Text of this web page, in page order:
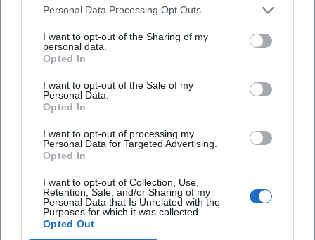
Personal Data Processing Opt Outs
I want to opt-out of the Sharing of my
personal data.
Opted In
I want to opt-out of the Sale of my
Personal Data.
Opted In
I want to opt-out of processing my
Personal Data for Targeted Advertising.
Opted In
I want to opt-out of Collection, Use,
Retention, Sale, and/or Sharing of my
Personal Data that Is Unrelated with the
Purposes for which it was collected.
Opted Out
Verantwortung für Wahrhaftigkeit und Formbewusstsein
Auszeichnungen, Resonanz und Rezeption
Für sein umfassendes Kulturengagement und seine
unter anderem mit dem Tassilo-Preis der Süddeutschen
Zeitung (2010) und dem Verdienstkreuz am Bande der
Bundesrepublik Deutschland (2012). Seine Projekte und
Ausstellungen fanden wiederholt Beachtung in der
regionalen und überregionalen Presse. Die Würdigungen
betonen seine Rolle als Türöffner, Organisator und Chronist
– und heben die künstlerische Qualität seiner Bühnen- und
Reportagefotografie hervor.
In der Fotofachpresse und in Kulturmedien wird besonders